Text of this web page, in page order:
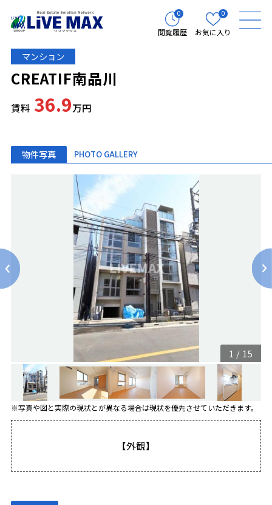
0
閲覧履歴
0
お気に入り
マンション
CREATIF南品川
賃料 36.9万円
物件写真 PHOTO GALLERY
1 / 15
※写真や図と実際の現状とが異なる場合は現状を優先させていただきます。
【外観】